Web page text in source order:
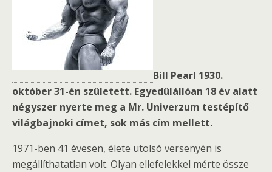
Bill Pearl 1930.
október 31-én született. Egyedülállóan 18 év alatt
négyszer nyerte meg a Mr. Univerzum testépítő
világbajnoki címet, sok más cím mellett.
1971-ben 41 évesen, élete utolsó versenyén is
megállíthatatlan volt. Olyan ellefelekkel mérte össze